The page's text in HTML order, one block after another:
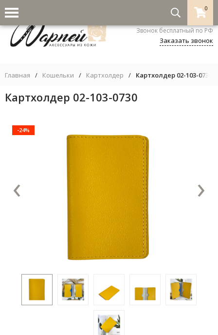
0
8-800-333-5530
Звонок бесплатный по РФ
Заказать звонок
Главная / Кошельки / Картхолдер / Картхолдер 02-103-0730
Картхолдер 02-103-0730
-24%
‹ ›